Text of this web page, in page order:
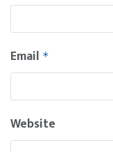
Email *
Website